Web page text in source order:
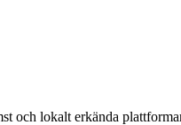
och lokalt erkända